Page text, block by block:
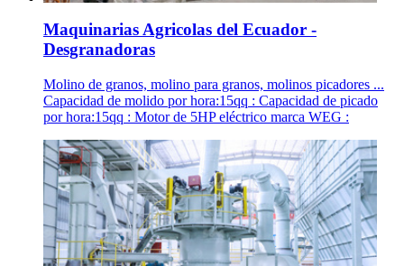
Maquinarias Agricolas del Ecuador -
Desgranadoras
Molino de granos, molino para granos, molinos picadores ...
Capacidad de molido por hora:15qq : Capacidad de picado
por hora:15qq : Motor de 5HP eléctrico marca WEG :